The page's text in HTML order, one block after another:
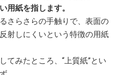
用紙を指します。
さらさらの手触りで、表面の
射しにくいという特徴の用紙
てみたところ、“上質紙”とい